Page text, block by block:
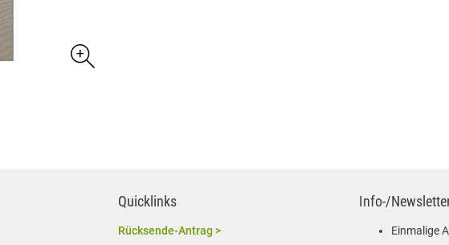
Quicklinks
Rücksende-Antrag >
Info-/
Einmalige